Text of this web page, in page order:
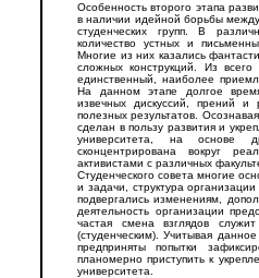
Особенность второго этапа
в наличии идейной борьбы
студенческих групп. В
количество устных и
Многие из них казались
сложных конструкций. Из
единственный, наиболее
На данном этапе долгое
извечных дискуссий, прений
полезных результатов.
сделан в пользу развития и
университета, на основе
сконцентрирована вокруг
активистами с различных
Студенческого совета многие
и задачи, структура
подвергались изменениям,
деятельность организации
частая смена взглядов
(студенческим). Учитывая
предприняты попытки
планомерно приступить к
университета.